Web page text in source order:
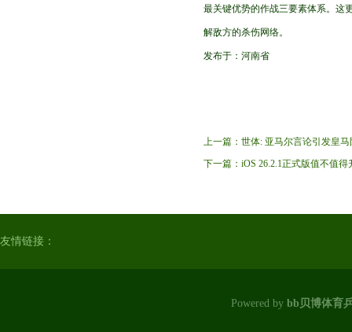
最关键优势的作战三要素体系。这
解敌方的杀伤网络。
发布于：河南省
上一篇： 世体: 亚马尔言论引发皇
下一篇： iOS 26.2.1正式版值不值
友情链接：
Powered by bb贝博体育